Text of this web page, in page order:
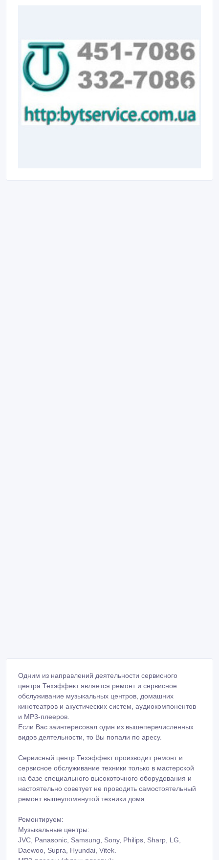
Одним из направлений деятельности сервисного
центра Техэффект является ремонт и сервисное
обслуживание музыкальных центров, домашних
кинотеатров и акустических систем, аудиокомпонентов
и МР3-плееров.
Если Вас заинтересовал один из вышеперечисленных
видов деятельности, то Вы попали по аресу.
Сервисный центр Техэффект производит ремонт и
сервисное обслуживание техники только в мастерской
на базе специального высокоточного оборудования и
настоятельно советует не проводить самостоятельный
ремонт вышеупомянутой техники дома.
Ремонтируем:
Музыкальные центры:
JVC, Panasonic, Samsung, Sony, Philips, Sharp, LG,
Daewoo, Supra, Hyundai, Vitek.